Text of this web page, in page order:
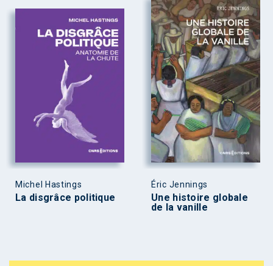
Michel Hastings
La disgrâce politique
Éric Jennings
Une histoire globale
de la vanille